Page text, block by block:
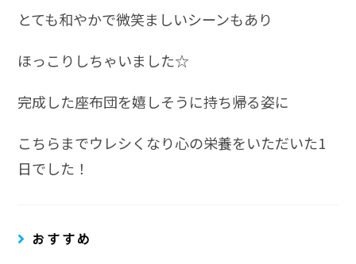
とても和やかで微笑ましいシーンもあり
ほっこりしちゃいました☆
完成した座布団を嬉しそうに持ち帰る姿に
こちらまでウレシくなり心の栄養をいただいた1
日でした！
おすすめ